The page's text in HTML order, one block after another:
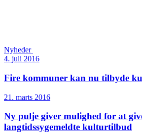
Nyheder
4. juli 2016
Fire kommuner kan nu tilbyde
21. marts 2016
Ny pulje giver mulighed for at
langtidssygemeldte kulturtilbud